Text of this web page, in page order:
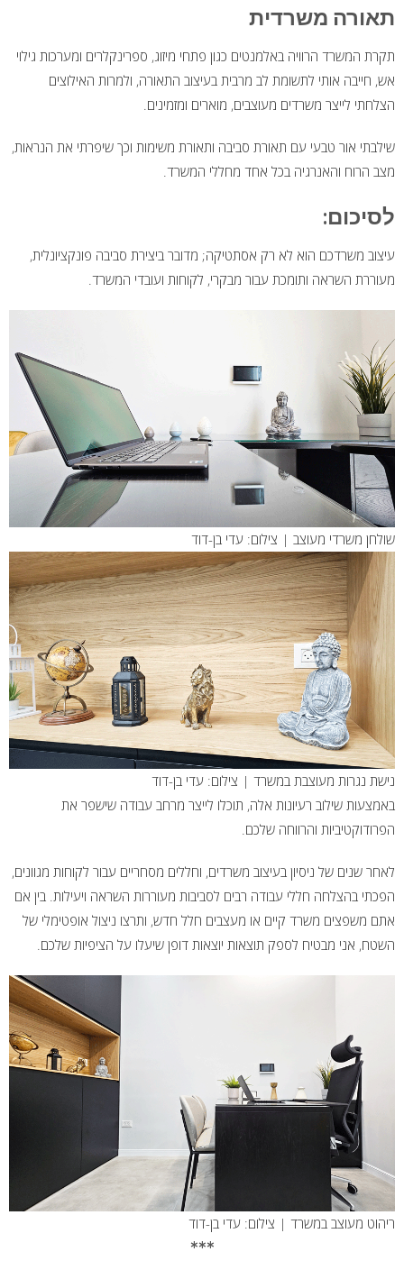
תאורה משרדית
תקרת המשרד הרוויה באלמנטים כגון פתחי מיזוג, ספרינקלרים ומערכות גילוי
אש, חייבה אותי לתשומת לב מרבית בעיצוב התאורה, ולמרות האילוצים
הצלחתי לייצר משרדים מעוצבים, מוארים ומזמינים.
שילבתי אור טבעי עם תאורת סביבה ותאורת משימות וכך שיפרתי את הנראות,
מצב הרוח והאנרגיה בכל אחד מחללי המשרד.
לסיכום:
עיצוב משרדכם הוא לא רק אסתטיקה; מדובר ביצירת סביבה פונקציונלית,
מעוררת השראה ותומכת עבור מבקרי, לקוחות ועובדי המשרד.
שולחן משרדי מעוצב | צילום: עדי בן-דוד
נישת נגרות מעוצבת במשרד | צילום: עדי בן-דוד
באמצעות שילוב רעיונות אלה, תוכלו לייצר מרחב עבודה שישפר את
הפרודוקטיביות והרווחה שלכם.
לאחר שנים של ניסיון בעיצוב משרדים, וחללים מסחריים עבור לקוחות מגוונים,
הפכתי בהצלחה חללי עבודה רבים לסביבות מעוררות השראה ויעילות. בין אם
אתם משפצים משרד קיים או מעצבים חלל חדש, ותרצו ניצול אופטימלי של
השטח, אני מבטיח לספק תוצאות יוצאות דופן שיעלו על הציפיות שלכם.
ריהוט מעוצב במשרד | צילום: עדי בן-דוד
***